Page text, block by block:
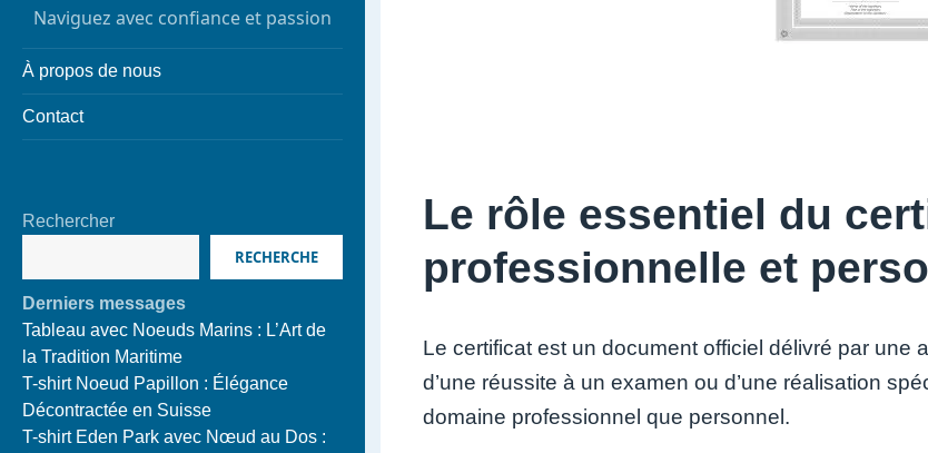
Naviguez avec confiance et passion
À propos de nous
Contact
Rechercher
RECHERCHE
Derniers messages
Tableau avec Noeuds Marins : L’Art de
la Tradition Maritime
T-shirt Noeud Papillon : Élégance
Décontractée en Suisse
T-shirt Eden Park avec Nœud au Dos :
Le rôle essentiel du
professionnelle et
Le certificat est un document officiel délivré par une
d’une réussite à un examen ou d’une réalisation
domaine professionnel que personnel.